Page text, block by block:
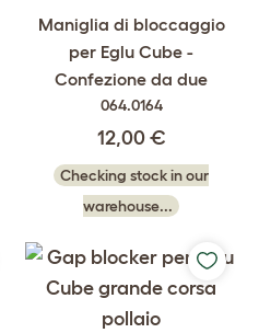
Maniglia di bloccaggio
per Eglu Cube -
Confezione da due
064.0164
12,00 €
Checking stock in our
warehouse...